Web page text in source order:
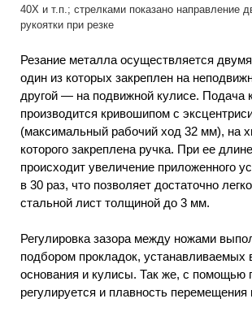
40Х и т.п.; стрелками показано направление
рукоятки при резке
Резание металла осуществляется
один из которых закреплен на
другой — на подвижной кулисе. Подача
производится кривошипом с
(максимальный рабочий ход 32 мм), на
которого закреплена ручка. При ее
происходит увеличение приложенного
в 30 раз, что позволяет достаточно
стальной лист толщиной до 3 мм.
Регулировка зазора между ножами
подбором прокладок, устанавливаемых
основания и кулисы. Так же, с помощью
регулируется и плавность перемещения